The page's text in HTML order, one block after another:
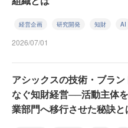
経営企画 研究開発 知財 AI
2026/07/01
アシックスの技術・ブラ
なぐ知財経営──活動主体
業部門へ移行させた秘訣と